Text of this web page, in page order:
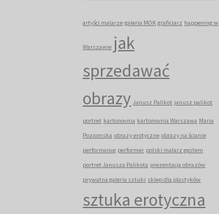
artyści malarze galeria MOK graficiarz happening w
Warszawie jak
sprzedawać
obrazy Janusz Palikot janusz palikot
portret kartonovnia kartonovnia Warszawa Maria
Poziomska obrazy erotyczne obrazy na ścianie
performance performer polski malarz gestem
portret Janusza Palikota prezentacja obrazów
prywatna galeria sztuki sklep dla plastyków
sztuka erotyczna